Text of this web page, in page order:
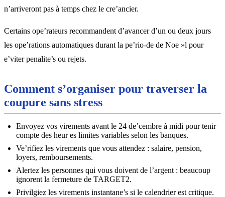
n’arriveront pas à temps chez le cre’ancier.
Certains ope’rateurs recommandent d’avancer d’un ou deux jours
les ope’rations automatiques durant la pe’rio-de de Noe »l pour
e’viter penalite’s ou rejets.
Comment s’organiser pour traverser la
coupure sans stress
Envoyez vos virements avant le 24 de’cembre à midi pour tenir
compte des heur es limites variables selon les banques.
Ve’rifiez les virements que vous attendez : salaire, pension,
loyers, remboursements.
Alertez les personnes qui vous doivent de l’argent : beaucoup
ignorent la fermeture de TARGET2.
Privilgiez les virements instantane’s si le calendrier est critique.